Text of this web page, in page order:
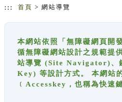
::: 首頁 > 網站導覽
本網站依照「無障礙網頁開
循無障礙網站設計之規範提
站導覽 (Site Navigator)、
Key) 等設計方式。 本網站
﹝Accesskey，也稱為快速